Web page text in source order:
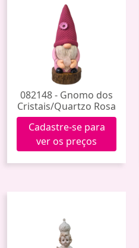
082148 - Gnomo dos
Cristais/Quartzo Rosa
Cadastre-se para
ver os preços